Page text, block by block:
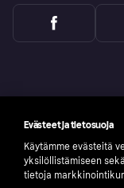
Evästeet ja tietosuoja
Käytämme evästeitä
yksilöllistämiseen
tietoja